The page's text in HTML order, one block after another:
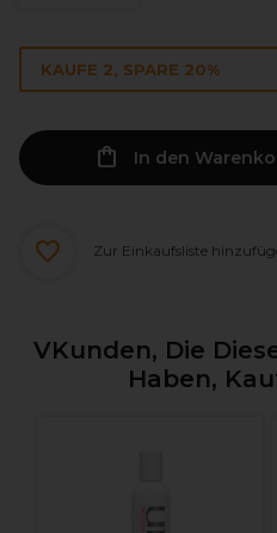
KAUFE 2, SPARE 20%
In den
Zur Einkaufsliste
VKunden, Die
Haben,